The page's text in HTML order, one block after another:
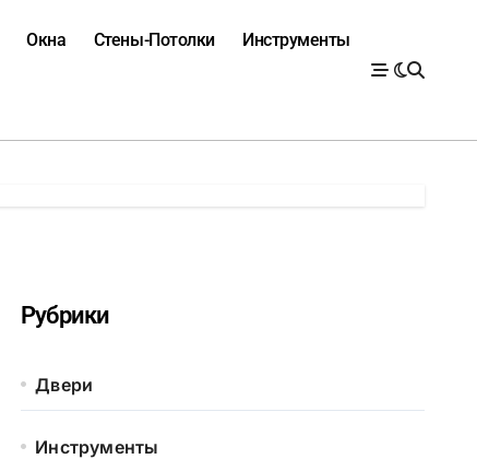
Окна Стены-Потолки Инструменты
Рубрики
Двери
Инструменты